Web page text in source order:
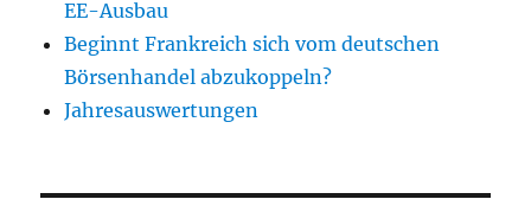
EE-Ausbau
Beginnt Frankreich sich vom deutschen
Börsenhandel abzukoppeln?
Jahresauswertungen